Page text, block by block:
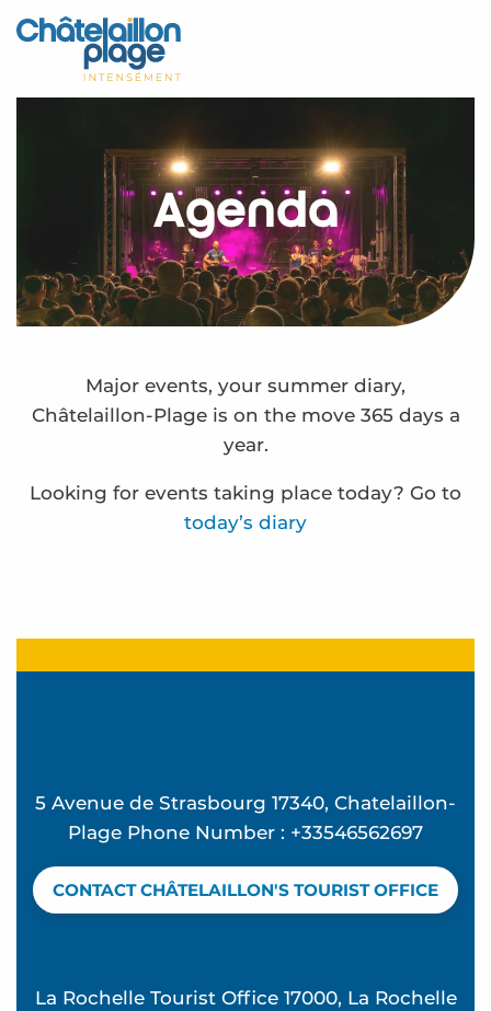
Aller
au
principal
Home – EN
Discover
Activities
Appointments
Your stay
Weather
Agenda
Major events, your summer diary,
Châtelaillon-Plage is on the move 365 days a
year.
Looking for events taking place today? Go to
today’s diary
Lectures en herbe
Atelier Souvenirs de vacances - L'été à
Water rescue
Beach club - Mômes à la plage
Badminton and Table Tennis
5 Avenue de Strasbourg 17340, Chatelaillon-
Plage Phone Number : +33546562697
CONTACT CHÂTELAILLON'S TOURIST OFFICE
La Rochelle Tourist Office 17000, La Rochelle